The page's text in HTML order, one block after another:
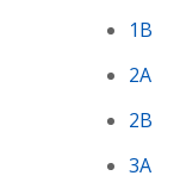
1B
2A
2B
3A